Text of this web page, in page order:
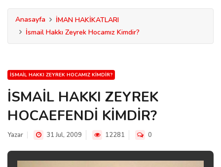
Anasayfa
İMAN HAKİKATLARI
İsmail Hakkı Zeyrek Hocamız Kimdir?
İSMAIL HAKKI ZEYREK HOCAMIZ KIMDIR?
İSMAİL HAKKI ZEYREK
HOCAEFENDİ KİMDİR?
Yazar 31 Jul, 2009 12281 0